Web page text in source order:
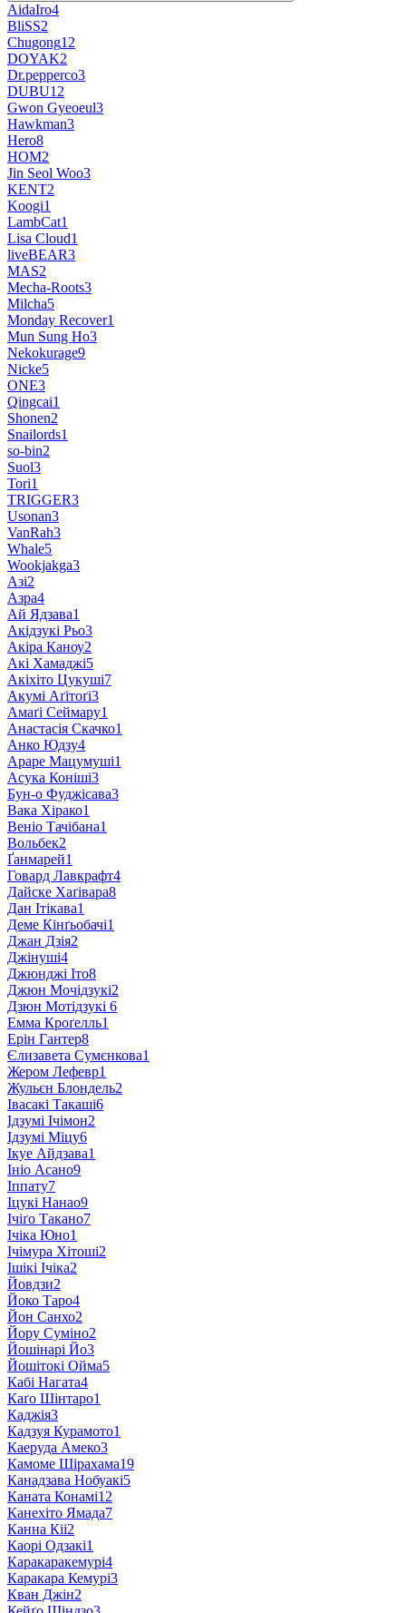
AidaIro4
BliSS2
Chugong12
DOYAK2
Dr.pepperco3
DUBU12
Gwon Gyeoeul3
Hawkman3
Hero8
HOM2
Jin Seol Woo3
KENT2
Koogi1
LambCat1
Lisa Cloud1
liveBEAR3
MAS2
Mecha-Roots3
Milcha5
Monday Recover1
Mun Sung Ho3
Nekokurage9
Nicke5
ONE3
Qingcai1
Shonen2
Snailords1
so-bin2
Suol3
Tori1
TRIGGER3
Usonan3
VanRah3
Whale5
Wookjakga3
Азі2
Азра4
Ай Ядзава1
Акідзукі Рьо3
Акіра Каноу2
Акі Хамаджі5
Акіхіто Цукуші7
Акумі Аґітоґі3
Амаґі Сеймару1
Анастасія Скачко1
Анко Юдзу4
Араре Мацумуші1
Асука Коніші3
Бун-о Фуджісава3
Вака Хірако1
Веніо Тачібана1
Вольбек2
Ґанмарей1
Говард Лавкрафт4
Дайске Хаґівара8
Дан Ітікава1
Деме Кінґьобачі1
Джан Дзія2
Джінуші4
Джюнджі Іто8
Джюн Мочідзукі2
Дзюн Мотідзукі 6
Емма Кроґелль1
Ерін Гантер8
Єлизавета Сумєнкова1
Жером Лефевр1
Жульєн Блондель2
Івасакі Такаші6
Ідзумі Ічімон2
Ідзумі Міцу6
Ікуе Айдзава1
Ініо Асано9
Іппату7
Іцукі Нанао9
Ічіґо Такано7
Ічіка Юно1
Ічімура Хітоші2
Ішікі Ічіка2
Йовдзи2
Йоко Таро4
Йон Санхо2
Йору Суміно2
Йошінарі Йо3
Йошітокі Ойма5
Кабі Нагата4
Каґо Шінтаро1
Каджія3
Кадзуя Курамото1
Каеруда Амеко3
Камоме Шірахама19
Канадзава Нобуакі5
Каната Конамі12
Канехіто Ямада7
Канна Кіі2
Каорі Одзакі1
Каракаракемурі4
Каракара Кемурі3
Кван Джін2